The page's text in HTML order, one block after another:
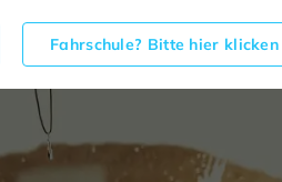
Fahrschule? Bitte hier klicken